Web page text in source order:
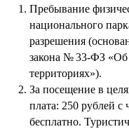
Пребывание
национального
разрешения
закона № 33-ФЗ
территориях»).
За посещение в
плата: 250 рублей с
бесплатно.